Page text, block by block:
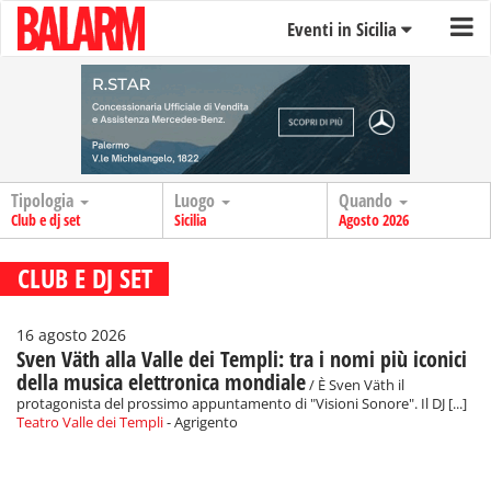
Eventi in Sicilia
Tipologia
Club e dj set
Luogo
Sicilia
Quando
Agosto 2026
CLUB E DJ SET
16 agosto 2026
Sven Väth alla Valle dei Templi: tra i nomi più iconici
della musica elettronica mondiale/ È Sven Väth il
protagonista del prossimo appuntamento di "Visioni Sonore". Il DJ [...]
Teatro Valle dei Templi- Agrigento